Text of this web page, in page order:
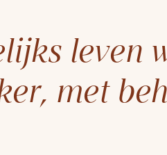
leven
met